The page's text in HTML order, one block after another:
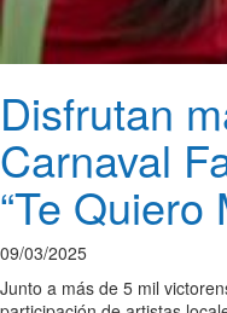
Disfrutan
Carnaval
“Te Quiero
09/03/2025
Junto a más de 5 mil